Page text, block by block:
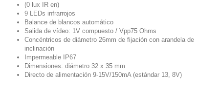
(0 lux IR en)
9 LEDs infrarrojos
Balance de blancos automático
Salida de vídeo: 1V compuesto / Vpp75 Ohms
Concéntricos de diámetro 26mm de fijación con arandela de
inclinación
Impermeable IP67
Dimensiones: diámetro 32 x 35 mm
Directo de alimentación 9-15V/150mA (estándar 13, 8V)